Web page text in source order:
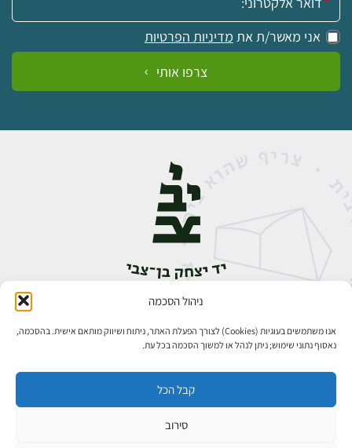
ניהול הסכמה
אנו משתמשים בעוגיות (Cookies) לצורך הפעלת האתר, ניתוח ושיווק מותאם אישית. בהסכמה,
נאסוף נתוני שימוש; ניתן לנהל או למשוך הסכמה בכל עת.
קבל הכל
סירוב
אני מאשר/ת את מדיניות הפרטיות
צרפו אותי
אבן גבירול 14, רחביה, ירושלים